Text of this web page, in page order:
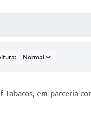
em parceria